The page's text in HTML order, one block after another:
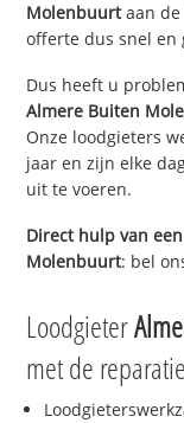
Molenbuurtaan de
offerte dus snel en
Dus heeft u
Almere Buiten
Onze loodgieters
jaar en zijn elke
uit te voeren.
Direct hulp van
Molenbuurt: bel
Loodgieter
met de